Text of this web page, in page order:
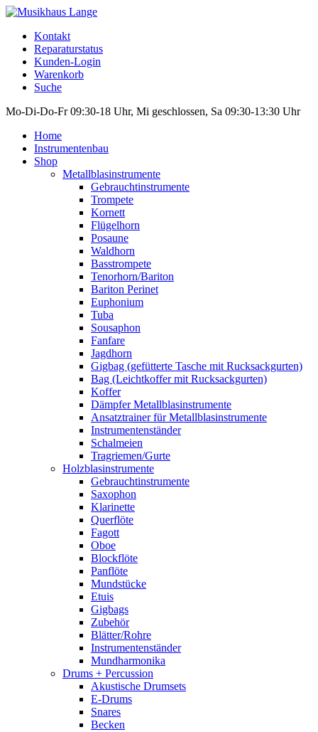
Kontakt
Reparaturstatus
Kunden-Login
Warenkorb
Suche
Mo-Di-Do-Fr 09:30-18 Uhr, Mi geschlossen, Sa 09:30-13:30 Uhr
Home
Instrumentenbau
Shop
Metallblasinstrumente
Gebrauchtinstrumente
Trompete
Kornett
Flügelhorn
Posaune
Waldhorn
Basstrompete
Tenorhorn/Bariton
Bariton Perinet
Euphonium
Tuba
Sousaphon
Fanfare
Jagdhorn
Gigbag (gefütterte Tasche mit Rucksackgurten)
Bag (Leichtkoffer mit Rucksackgurten)
Koffer
Dämpfer Metallblasinstrumente
Ansatztrainer für Metallblasinstrumente
Instrumentenständer
Schalmeien
Tragriemen/Gurte
Holzblasinstrumente
Gebrauchtinstrumente
Saxophon
Klarinette
Querflöte
Fagott
Oboe
Blockflöte
Panflöte
Mundstücke
Etuis
Gigbags
Zubehör
Blätter/Rohre
Instrumentenständer
Mundharmonika
Drums + Percussion
Akustische Drumsets
E-Drums
Snares
Becken